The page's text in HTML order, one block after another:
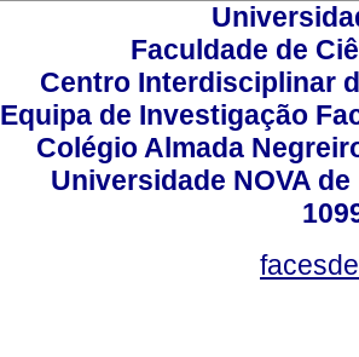
Faculdade de
Centro Interdisciplinar
Equipa de Investigação
Colégio Almada
Universidade NOVA